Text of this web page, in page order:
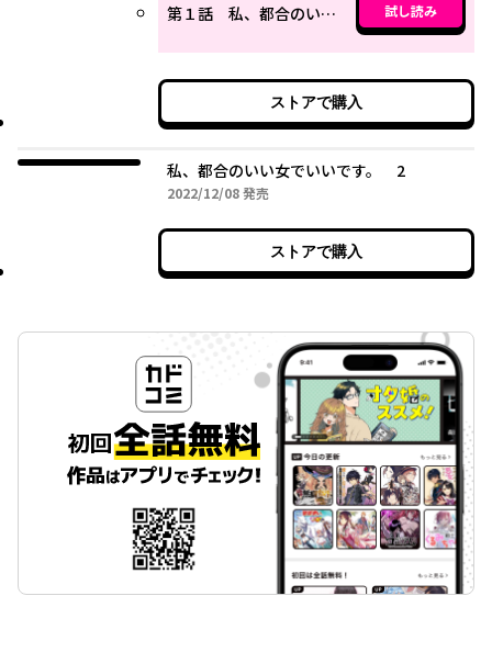
第１話 私、都合のいい女です。 試し読み
ストアで購入
私、都合のいい女でいいです。 2
2022/12/082022年12月08日
発売
ストアで購入